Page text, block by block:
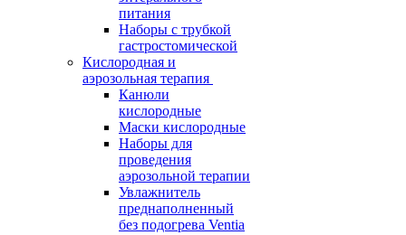
питания
Наборы с трубкой
гастростомической
Кислородная и
аэрозольная терапия
Канюли
кислородные
Маски кислородные
Наборы для
проведения
аэрозольной терапии
Увлажнитель
преднаполненный
без подогрева Ventia